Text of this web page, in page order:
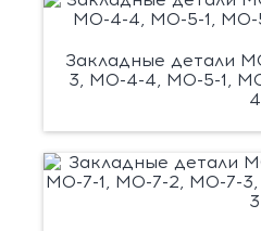
Закладные детали
3, М0-4-4, М0-5-1,
4